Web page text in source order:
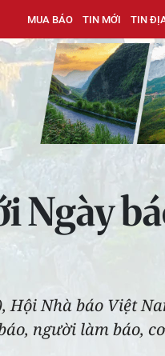
MUA BÁO TIN MỚI TIN
Ngày
Hội Nhà báo Việt
người làm báo,